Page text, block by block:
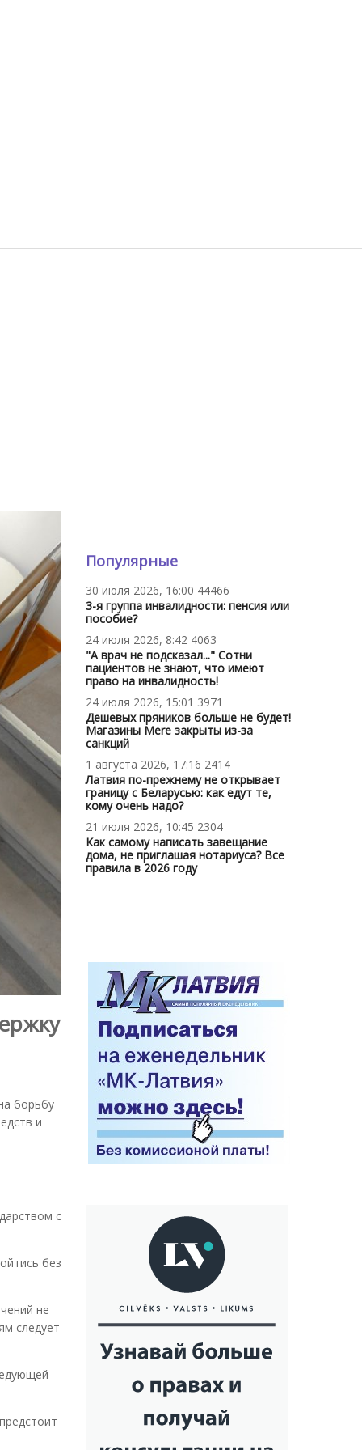
борьбу
и
с
без
не
следует
Популярные
30 июля 2026, 16:00 44466
3-я группа инвалидности: пенсия или
пособие?
24 июля 2026, 8:42 4063
"А врач не подсказал..." Сотни
пациентов не знают, что имеют
право на инвалидность!
24 июля 2026, 15:01 3971
Дешевых пряников больше не будет!
Магазины Mere закрыты из-за
санкций
1 августа 2026, 17:16 2414
Латвия по-прежнему не открывает
границу с Беларусью: как едут те,
кому очень надо?
21 июля 2026, 10:45 2304
Как самому написать завещание
дома, не приглашая нотариуса? Все
правила в 2026 году